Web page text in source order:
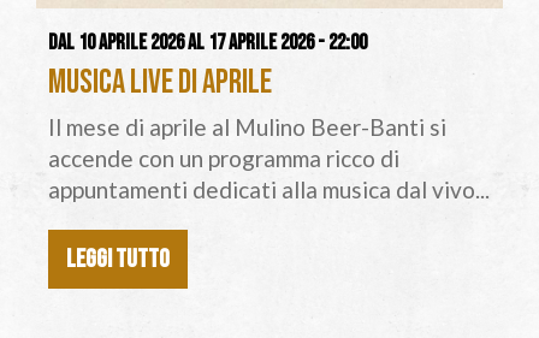
Dal 10 aprile 2026 al 17 aprile 2026 - 22:00
Musica Live di Aprile
Il mese di aprile al Mulino Beer-Banti si
accende con un programma ricco di
appuntamenti dedicati alla musica dal vivo...
LEGGI TUTTO